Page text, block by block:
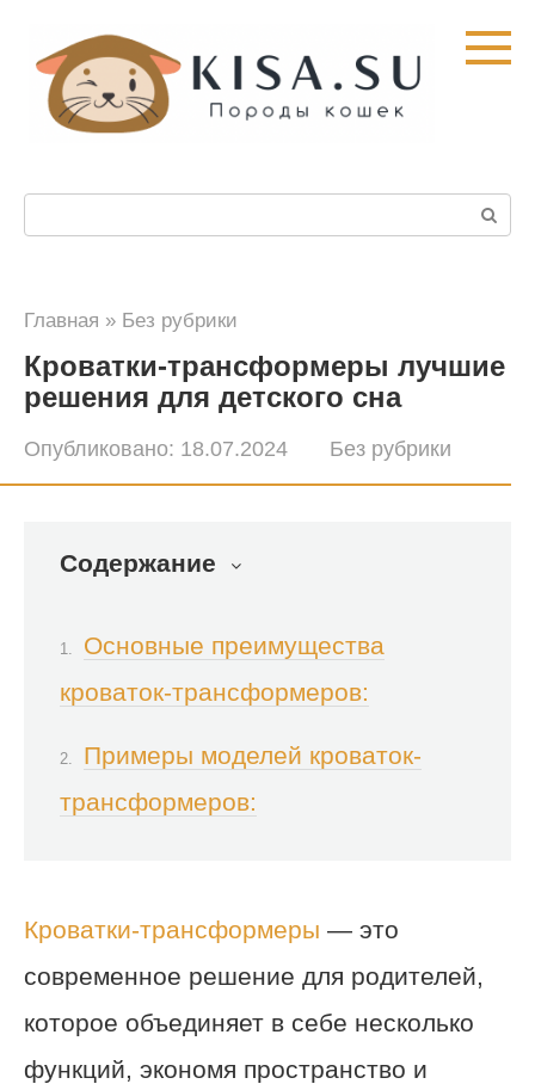
контенту
Главная » Без рубрики
Кроватки-трансформеры лучшие
решения для детского сна
Опубликовано: 18.07.2024 Без рубрики
Содержание
Основные преимущества
кроваток-трансформеров:
Примеры моделей кроваток-
трансформеров:
Кроватки-трансформеры — это
современное решение для родителей,
которое объединяет в себе несколько
функций, экономя пространство и